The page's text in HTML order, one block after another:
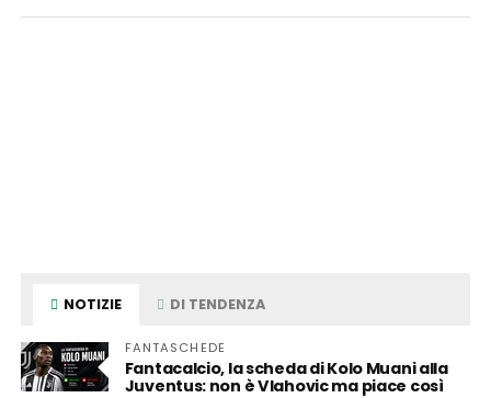
NOTIZIE DI TENDENZA
FANTASCHEDE
Fantacalcio, la scheda di Kolo Muani alla
Juventus: non è Vlahovic ma piace così